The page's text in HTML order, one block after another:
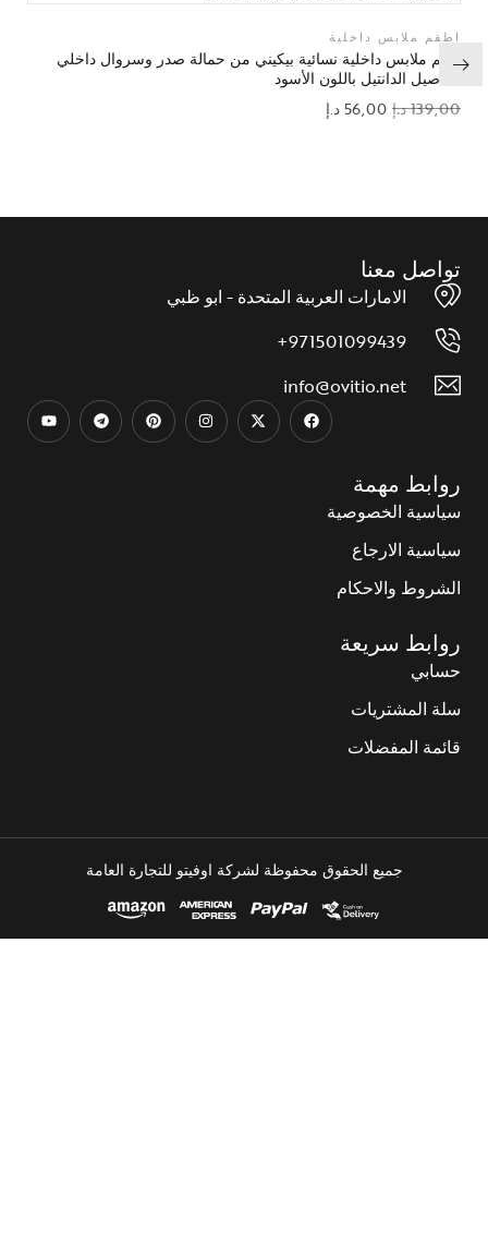
اطقم ملابس داخلية
طقم ملابس داخلية نسائية بيكيني من حمالة صدر وسروال داخلي
بتفاصيل الدانتيل باللون الأسود
139,00د.إ 56,00د.إ
تواصل معنا
الامارات العربية المتحدة - ابو ظبي
971501099439+
info@ovitio.net
روابط مهمة
سياسية الخصوصية
سياسية الارجاع
الشروط والاحكام
روابط سريعة
حسابي
سلة المشتريات
قائمة المفضلات
جميع الحقوق محفوظة لشركة اوفيتو للتجارة العامة